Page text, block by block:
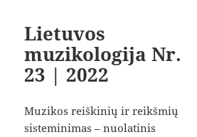
Lietuvos
muzikologija Nr.
23 | 2022
Muzikos reiškinių ir reikšmių
sisteminimas – nuolatinis